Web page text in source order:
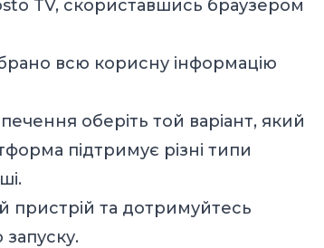
TV, скориставшись браузером
всю корисну інформацію
оберіть той варіант, який
підтримує різні типи
пристрій та дотримуйтесь
запуску.